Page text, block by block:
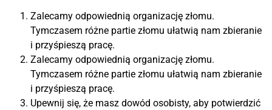
Zalecamy odpowiednią organizację złomu.
Tymczasem różne partie złomu ułatwią nam zbieranie
i przyśpieszą pracę.
Zalecamy odpowiednią organizację złomu.
Tymczasem różne partie złomu ułatwią nam zbieranie
i przyśpieszą pracę.
Upewnij się, że masz dowód osobisty, aby potwierdzić